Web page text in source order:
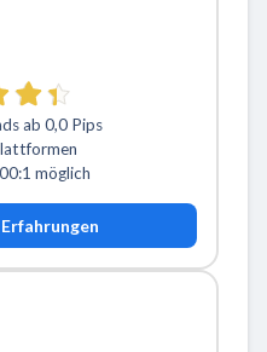
ab 0,0 Pips
möglich